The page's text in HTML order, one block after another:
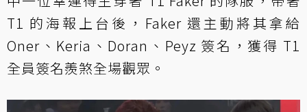
T1 的海報上台後，Faker 還主動將其拿給
Oner、Keria、Doran、Peyz 簽名，獲得 T1
全員簽名羨煞全場觀眾。